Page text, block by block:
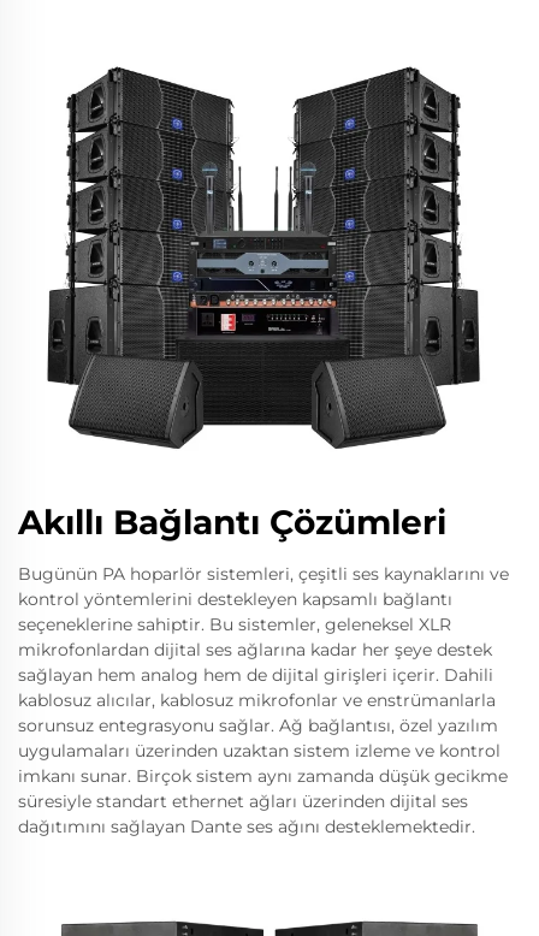
Akıllı Bağlantı Çözümleri
Bugünün PA hoparlör sistemleri, çeşitli ses kaynaklarını ve
kontrol yöntemlerini destekleyen kapsamlı bağlantı
seçeneklerine sahiptir. Bu sistemler, geleneksel XLR
mikrofonlardan dijital ses ağlarına kadar her şeye destek
sağlayan hem analog hem de dijital girişleri içerir. Dahili
kablosuz alıcılar, kablosuz mikrofonlar ve enstrümanlarla
sorunsuz entegrasyonu sağlar. Ağ bağlantısı, özel yazılım
uygulamaları üzerinden uzaktan sistem izleme ve kontrol
imkanı sunar. Birçok sistem aynı zamanda düşük gecikme
süresiyle standart ethernet ağları üzerinden dijital ses
dağıtımını sağlayan Dante ses ağını desteklemektedir.